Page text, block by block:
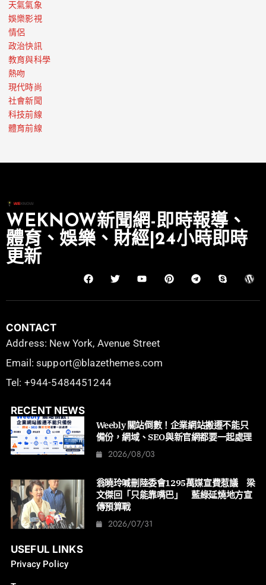
天氣氣象
娛樂影視
情侶
政治快訊
教育與科學
熱吻
現代時尚
社會新聞
科技前線
體育前線
WEKNOW新聞網-即時報導、
體育、娛樂、財經|24小時即時
更新
CONTACT
Address: New York, Avenue Street
Email: support@blazethemes.com
Tel: +944-5484451244
RECENT NEWS
Weebly 關站倒數！企業網站搬遷不能只
備份，網域、SEO與新官網都要一起處理
2026/08/03
翁曉玲喊刪陸委會1295萬媒宣費惹議 梁
文傑回「只能靠嘴巴」 藍綠延燒地方宣
傳預算戰
2026/07/31
USEFUL LINKS
Privacy Policy